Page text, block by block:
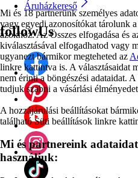
Mi és 18 partnerünk személyes
vagy egyedi azonosítókat tárolunk
azokhoz. Az Összes elfogadása és
kiválasztásával elfogadhatod vagy
ugyanezt bármikor megteheted az
linkre kattintva is. A választásaidat
nem érinti a böngészési adataidat.
tudjuk szabni a vásárlási
A hozzájárulási beállításokat
található Süti beállítások linkre
Mi és partnereink
használjuk:
Áruházkereső
followUs